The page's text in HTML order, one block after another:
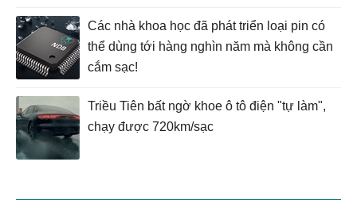
Các nhà khoa học đã phát triển loại pin có
thể dùng tới hàng nghìn năm mà không cần
cắm sạc!
Triều Tiên bất ngờ khoe ô tô điện "tự làm",
chạy được 720km/sạc